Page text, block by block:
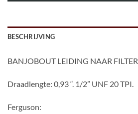
BESCHRIJVING
BANJOBOUT LEIDING NAAR FILTER
Draadlengte: 0,93 “. 1/2” UNF 20 TPI.
Ferguson: